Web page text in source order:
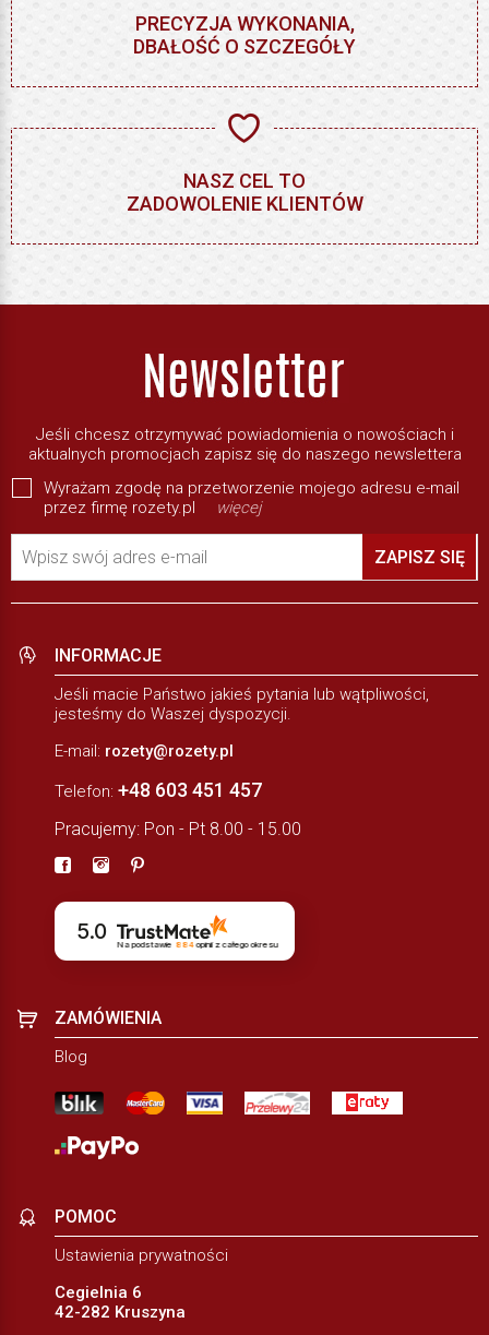
PRECYZJA WYKONANIA,
DBAŁOŚĆ O SZCZEGÓŁY
NASZ CEL TO
ZADOWOLENIE KLIENTÓW
Jeśli chcesz otrzymywać powiadomienia o nowościach i
aktualnych promocjach zapisz się do naszego newslettera
Wyrażam zgodę na przetworzenie mojego adresu e-mail
przez firmę rozety.pl
więcej
Wpisz swój adres e-mail ZAPISZ SIĘ
INFORMACJE
Jeśli macie Państwo jakieś pytania lub wątpliwości,
jesteśmy do Waszej dyspozycji.
E-mail: rozety@rozety.pl
Telefon: +48 603 451 457
Pracujemy: Pon - Pt 8.00 - 15.00
5.0
Na podstawie 884opiniiz całego okresu
ZAMÓWIENIA
Blog
POMOC
Ustawienia prywatności
Cegielnia 6
42-282 Kruszyna